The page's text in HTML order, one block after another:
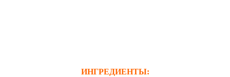
ИНГРЕДИЕНТЫ: